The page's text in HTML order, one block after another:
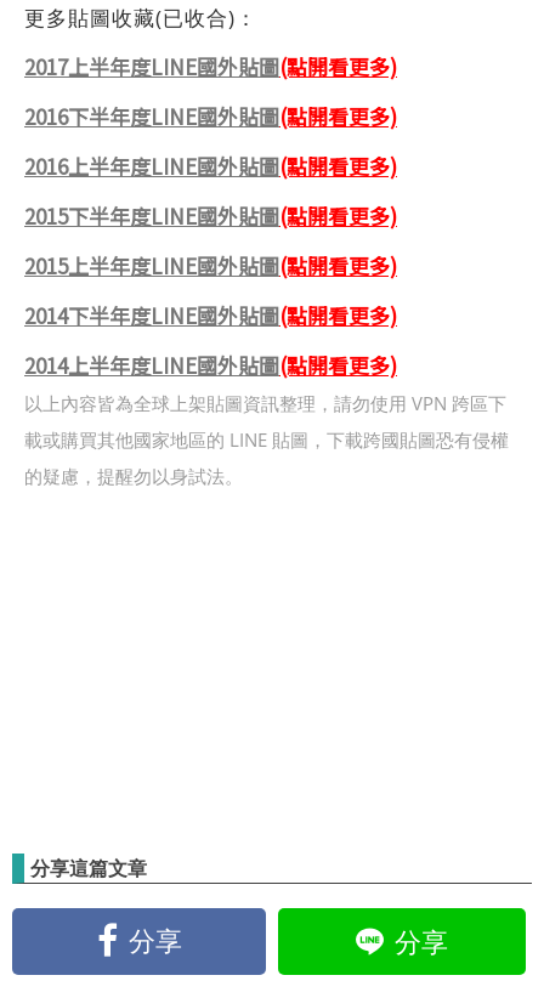
更多貼圖收藏(已收合)：
2017上半年度LINE國外貼圖(點開看更多)
2016下半年度LINE國外貼圖(點開看更多)
2016上半年度LINE國外貼圖(點開看更多)
2015下半年度LINE國外貼圖(點開看更多)
2015上半年度LINE國外貼圖(點開看更多)
2014下半年度LINE國外貼圖(點開看更多)
2014上半年度LINE國外貼圖(點開看更多)
以上內容皆為全球上架貼圖資訊整理，請勿使用 VPN 跨區下
載或購買其他國家地區的 LINE 貼圖，下載跨國貼圖恐有侵權
的疑慮，提醒勿以身試法。
分享這篇文章
分享 分享